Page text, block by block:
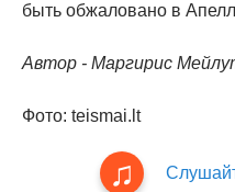
быть обжаловано в
Автор - Маргирис
Фото: teismai.lt